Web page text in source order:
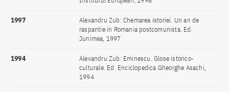
1997
Alexandru Zub: Chemarea istoriei. Un an de
raspantie in Romania postcomunista. Ed.
Junimea, 1997
1994
Alexandru Zub: Eminescu. Glose istorico-
culturale. Ed. Enciclopedica Gheorghe Asachi,
1994